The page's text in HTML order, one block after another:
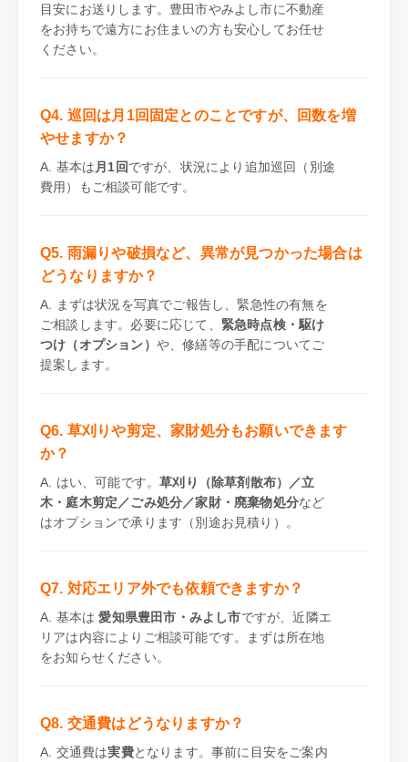
目安にお送りします。豊田市やみよし市に不動産
をお持ちで遠方にお住まいの方も安心してお任せ
ください。
Q4. 巡回は月1回固定とのことですが、回数を増
やせますか？
A. 基本は 月1回ですが、状況により追加巡回（別途
費用）もご相談可能です。
Q5. 雨漏りや破損など、異常が見つかった場合は
どうなりますか？
A. まずは状況を写真でご報告し、緊急性の有無を
ご相談します。必要に応じて、 緊急時点検・駆け
つけ（オプション） や、修繕等の手配についてご
提案します。
Q6. 草刈りや剪定、家財処分もお願いできます
か？
A. はい、可能です。草刈り（除草剤散布）／立
木・庭木剪定／ごみ処分／家財・廃棄物処分など
はオプションで承ります（別途お見積り）。
Q7. 対応エリア外でも依頼できますか？
A. 基本は愛知県豊田市・みよし市ですが、近隣エ
リアは内容によりご相談可能です。まずは所在地
をお知らせください。
Q8. 交通費はどうなりますか？
A. 交通費は実費となります。事前に目安をご案内